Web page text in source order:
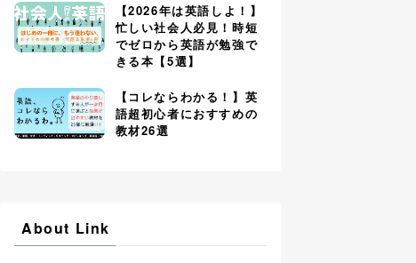
【2026年は英語しよ！】
忙しい社会人必見！時短
でゼロから英語が勉強で
きる本【5選】
【コレならわかる！】英
語超初心者におすすめの
教材26選
About Link